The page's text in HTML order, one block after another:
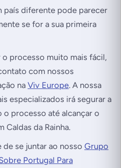
país diferente pode parecer
se for a sua primeira
processo muito mais fácil,
com nossos
na Viv Europe. A nossa
especializados irá segurar a
o processo até alcançar o
Caldas da Rainha.
se juntar ao nosso Grupo
Portugal Para